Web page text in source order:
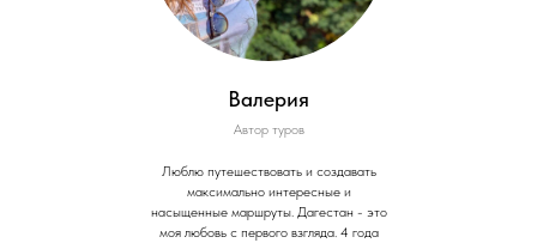
Валерия
Автор туров
Люблю путешествовать и создавать
максимально интересные и
насыщенные маршруты. Дагестан - это
моя любовь с первого взгляда. 4 года